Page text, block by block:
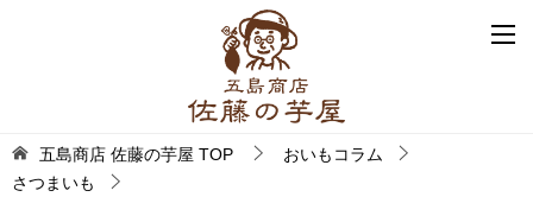
五島商店 佐藤の芋屋 TOP
おいもコラム
さつまいも